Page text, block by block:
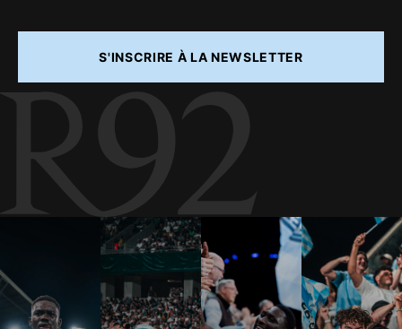
S'INSCRIRE À LA NEWSLETTER